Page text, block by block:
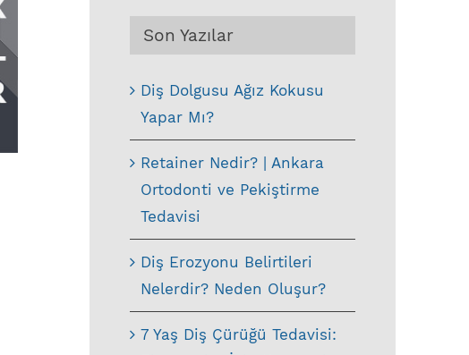
Son Yazılar
Diş Dolgusu Ağız Kokusu
Yapar Mı?
Retainer Nedir? | Ankara
Ortodonti ve Pekiştirme
Tedavisi
Diş Erozyonu Belirtileri
Nelerdir? Neden Oluşur?
7 Yaş Diş Çürüğü Tedavisi: